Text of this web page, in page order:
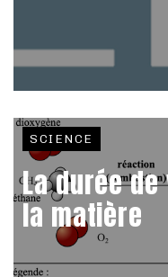
SCIENCE
La durée
la matière